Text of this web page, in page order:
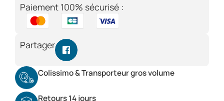
Paiement 100% sécurisé :
Partager
Colissimo & Transporteur gros volume
Retours 14 jours